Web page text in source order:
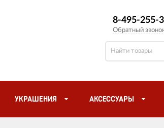
8-495-255-
Обратный
УКРАШЕНИЯ АКСЕССУАРЫ